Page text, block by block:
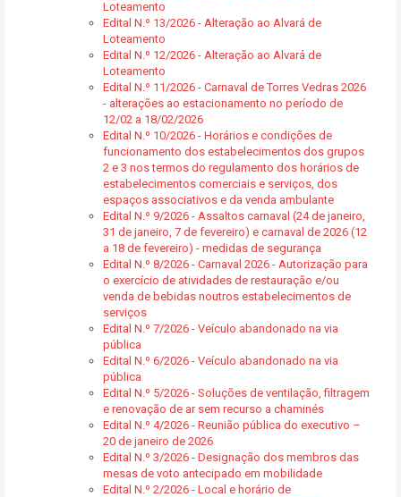
Loteamento
Edital N.º 13/2026 - Alteração ao Alvará de
Loteamento
Edital N.º 12/2026 - Alteração ao Alvará de
Loteamento
Edital N.º 11/2026 - Carnaval de Torres Vedras 2026
- alterações ao estacionamento no período de
12/02 a 18/02/2026
Edital N.º 10/2026 - Horários e condições de
funcionamento dos estabelecimentos dos grupos
2 e 3 nos termos do regulamento dos horários de
estabelecimentos comerciais e serviços, dos
espaços associativos e da venda ambulante
Edital N.º 9/2026 - Assaltos carnaval (24 de janeiro,
31 de janeiro, 7 de fevereiro) e carnaval de 2026 (12
a 18 de fevereiro) - medidas de segurança
Edital N.º 8/2026 - Carnaval 2026 - Autorização para
o exercício de atividades de restauração e/ou
venda de bebidas noutros estabelecimentos de
serviços
Edital N.º 7/2026 - Veículo abandonado na via
pública
Edital N.º 6/2026 - Veículo abandonado na via
pública
Edital N.º 5/2026 - Soluções de ventilação, filtragem
e renovação de ar sem recurso a chaminés
Edital N.º 4/2026 - Reunião pública do executivo –
20 de janeiro de 2026
Edital N.º 3/2026 - Designação dos membros das
mesas de voto antecipado em mobilidade
Edital N.º 2/2026 - Local e horário de